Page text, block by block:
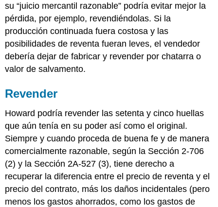
su “juicio mercantil razonable” podría evitar mejor la
pérdida, por ejemplo, revendiéndolas. Si la
producción continuada fuera costosa y las
posibilidades de reventa fueran leves, el vendedor
debería dejar de fabricar y revender por chatarra o
valor de salvamento.
Revender
Howard podría revender las setenta y cinco huellas
que aún tenía en su poder así como el original.
Siempre y cuando proceda de buena fe y de manera
comercialmente razonable, según la Sección 2-706
(2) y la Sección 2A-527 (3), tiene derecho a
recuperar la diferencia entre el precio de reventa y el
precio del contrato, más los daños incidentales (pero
menos los gastos ahorrados, como los gastos de